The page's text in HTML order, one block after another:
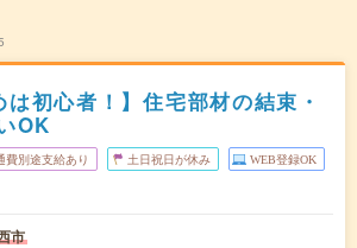
は初心者！】住宅部材の結束・
OK
費別途支給あり 土日祝日が休み WEB登録OK
市